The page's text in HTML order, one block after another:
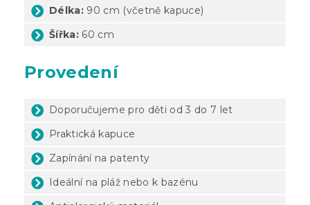
Délka: 90 cm (včetně kapuce)
Šířka: 60 cm
Provedení
Doporučujeme pro děti od 3 do 7 let
Praktická kapuce
Zapínání na patenty
Ideální na pláž nebo k bazénu